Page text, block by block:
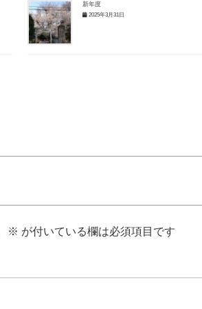
新年度
2025年3月31日
※ が付いている欄は必須項目です